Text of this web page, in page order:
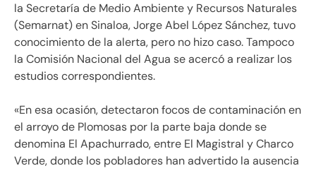
la Secretaría de Medio Ambiente y Recursos Naturales
(Semarnat) en Sinaloa, Jorge Abel López Sánchez, tuvo
conocimiento de la alerta, pero no hizo caso. Tampoco
la Comisión Nacional del Agua se acercó a realizar los
estudios correspondientes.
«En esa ocasión, detectaron focos de contaminación en
el arroyo de Plomosas por la parte baja donde se
denomina El Apachurrado, entre El Magistral y Charco
Verde, donde los pobladores han advertido la ausencia